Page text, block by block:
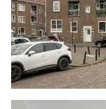
achterwand is
In deze ruimte
van de Cv-
naar de
De badkamer